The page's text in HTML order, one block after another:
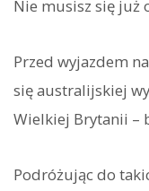
Nie musisz się już
Przed wyjazdem
się australijskiej
Wielkiej Brytanii –
Podróżując do